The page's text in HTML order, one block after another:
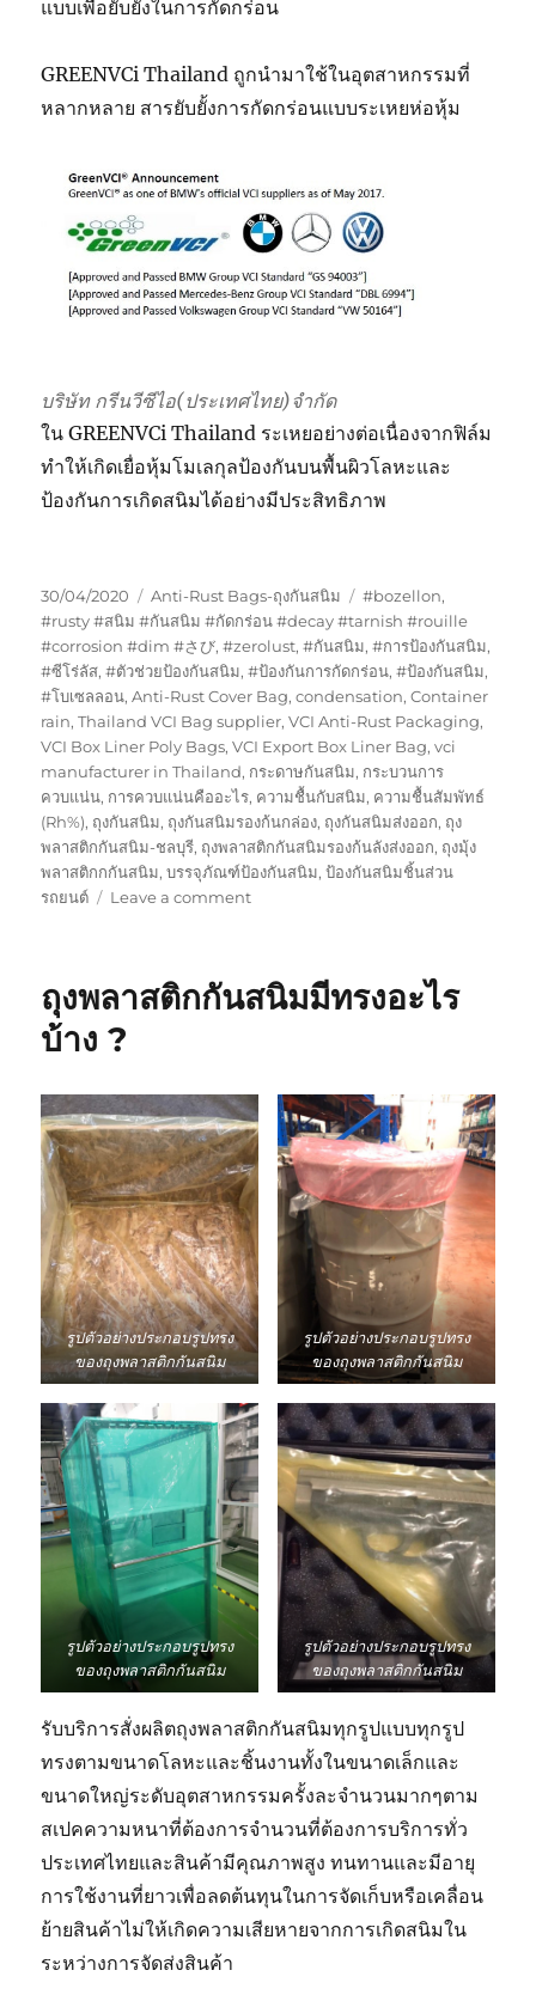
แบบเพื่อยับยั้งในการกัดกร่อน
GREENVCi Thailand ถูกนำมาใช้ในอุตสาหกรรมที่
หลากหลาย สารยับยั้งการกัดกร่อนแบบระเหยห่อหุ้ม
บริษัท กรีนวีซีไอ(ประเทศไทย)จำกัด
ใน GREENVCi Thailand ระเหยอย่างต่อเนื่องจากฟิล์ม
ทำให้เกิดเยื่อหุ้มโมเลกุลป้องกันบนพื้นผิวโลหะและ
ป้องกันการเกิดสนิมได้อย่างมีประสิทธิภาพ
Posted
on
30/04/2020 Categories
Anti-Rust Bags-ถุงกันสนิม Tags
#bozellon,
#rusty #สนิม #กันสนิม #กัดกร่อน #decay #tarnish #rouille
#corrosion #dim #さび,#zerolust,#กันสนิม,#การป้องกันสนิม,
#ซีโร่ลัส,#ตัวช่วยป้องกันสนิม,#ป้องกันการกัดกร่อน,#ป้องกันสนิม,
#โบเซลลอน,Anti-Rust Cover Bag,condensation,Container
rain,Thailand VCI Bag supplier,VCI Anti-Rust Packaging,
VCI Box Liner Poly Bags,VCI Export Box Liner Bag,vci
manufacturer in Thailand, กระดาษกันสนิม, กระบวนการ
ควบแน่น, การควบแน่นคืออะไร, ความชื้นกับสนิม, ความชื้นสัมพัทธ์
(Rh%), ถุงกันสนิม, ถุงกันสนิมรองก้นกล่อง, ถุงกันสนิมส่งออก, ถุง
พลาสติกกันสนิม-ชลบุรี, ถุงพลาสติกกันสนิมรองก้นลังส่งออก, ถุงมุ้ง
พลาสติกกกันสนิม,บรรจุภัณฑ์ป้องกันสนิม,ป้องกันสนิมชิ้นส่วน
รถยนต์
Leave a commenton
สนิม
ถุงพลาสติกกันสนิมมีทรงอะไร
บ้าง ?
รูปตัวอย่างประกอบรูปทรง
ของถุงพลาสติกกันสนิม
รูปตัวอย่างประกอบรูปทรง
ของถุงพลาสติกกันสนิม
รูปตัวอย่างประกอบรูปทรง
ของถุงพลาสติกกันสนิม
รูปตัวอย่างประกอบรูปทรง
ของถุงพลาสติกกันสนิม
รับบริการสั่งผลิตถุงพลาสติกกันสนิมทุกรูปแบบทุกรูป
ทรงตามขนาดโลหะและชิ้นงานทั้งในขนาดเล็กและ
ขนาดใหญ่ระดับอุตสาหกรรมครั้งละจำนวนมากๆตาม
สเปคความหนาที่ต้องการจำนวนที่ต้องการบริการทั่ว
ประเทศไทยและสินค้ามีคุณภาพสูง ทนทานและมีอายุ
การใช้งานที่ยาวเพื่อลดต้นทุนในการจัดเก็บหรือเคลื่อน
ย้ายสินค้าไม่ให้เกิดความเสียหายจากการเกิดสนิมใน
ระหว่างการจัดส่งสินค้า